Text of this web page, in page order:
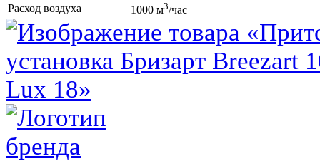
Расход воздуха
1000 м3/час